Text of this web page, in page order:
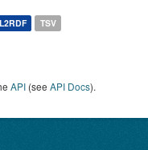
TSV
API (see API Docs).